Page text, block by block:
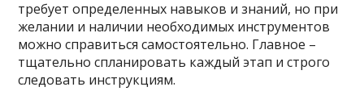
требует определенных навыков и знаний, но при
желании и наличии необходимых инструментов
можно справиться самостоятельно. Главное –
тщательно спланировать каждый этап и строго
следовать инструкциям.